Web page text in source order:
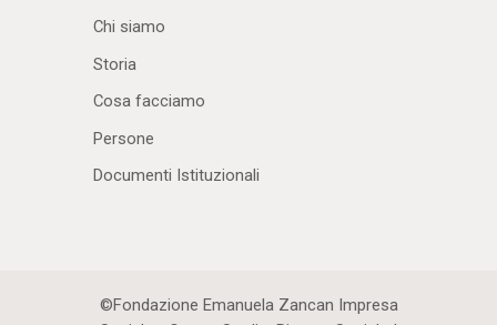
Chi siamo
Storia
Cosa facciamo
Persone
Documenti Istituzionali
©Fondazione Emanuela Zancan Impresa